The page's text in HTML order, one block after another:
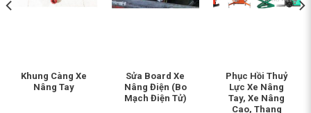
Khung Càng Xe
Nâng Tay
Sửa Board Xe
Nâng Điện (Bo
Mạch Điện Tử)
Phục Hồi Thuỷ
Lực Xe Nâng
Tay, Xe Nâng
Cao, Thang